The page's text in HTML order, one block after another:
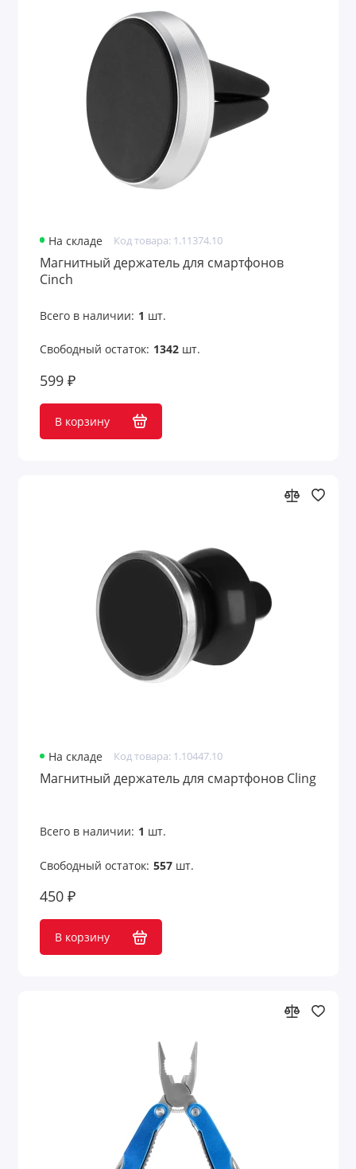
На складе Код товара: 1.11374.10
Магнитный держатель для смартфонов
Cinch
Всего в наличии: 1 шт.
Свободный остаток: 1342шт.
599 ₽
В корзину
На складе Код товара: 1.10447.10
Магнитный держатель для смартфонов Cling
Всего в наличии: 1 шт.
Свободный остаток: 557шт.
450 ₽
В корзину